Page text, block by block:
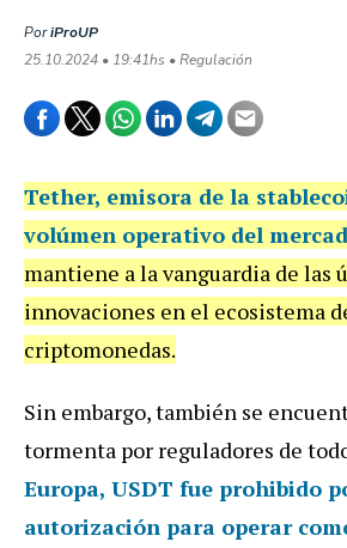
PoriProUP
25.10.2024 • 19:41hs • Regulación
Tether, emisora de la
volúmen operativo del
mantiene a la vanguardia de las
innovaciones en el ecosistema
criptomonedas.
Sin embargo, también se
tormenta por reguladores de
Europa, USDT fue prohibido
autorización para operar